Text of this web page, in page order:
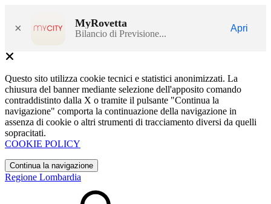
× MyRovetta
Bilancio di Previsione...
Apri
Questo sito utilizza cookie tecnici e statistici anonimizzati. La
chiusura del banner mediante selezione dell'apposito comando
contraddistinto dalla X o tramite il pulsante "Continua la
navigazione" comporta la continuazione della navigazione in
assenza di cookie o altri strumenti di tracciamento diversi da quelli
sopracitati.
COOKIE POLICY
Continua la navigazione
Regione Lombardia